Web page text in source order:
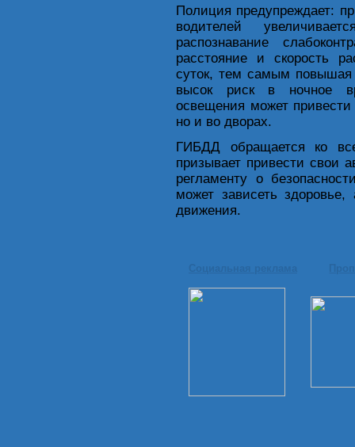
Полиция предупреждает:
водителей
распознавание
расстояние и скорость
суток, тем самым повышая
высок риск в ночное
освещения может
но и во дворах.
ГИБДД обращается ко
призывает привести свои
регламенту о
может зависеть
движения.